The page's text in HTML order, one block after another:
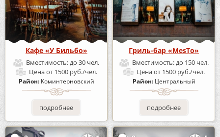
Кафе «У Бильбо»
Вместимость:до 30 чел.
Ценаот 1500 руб./чел.
Район: Коминтерновский
подробнее
Гриль-бар «MesTo»
Вместимость:до 150 чел.
Ценаот 1500 руб./чел.
Район: Центральный
подробнее